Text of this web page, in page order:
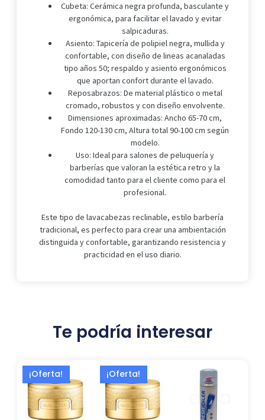
Cubeta: Cerámica negra profunda, basculante y
ergonómica, para facilitar el lavado y evitar
salpicaduras.
Asiento: Tapicería de polipiel negra, mullida y
confortable, con diseño de lineas acanaladas
tipo años 50; respaldo y asiento ergonómicos
que aportan confort durante el lavado.
Reposabrazos: De material plástico o metal
cromado, robustos y con diseño envolvente.
Dimensiones aproximadas: Ancho 65-70 cm,
Fondo 120-130 cm, Altura total 90-100 cm según
modelo.
Uso: Ideal para salones de peluquería y
barberías que valoran la estética retro y la
comodidad tanto para el cliente como para el
profesional.
Este tipo de lavacabezas reclinable, estilo barbería
tradicional, es perfecto para crear una ambientación
distinguida y confortable, garantizando resistencia y
practicidad en el uso diario.
Te podría interesar
¡Oferta!
precio
original
era:
El
precio
actual
es:
¡Oferta!
precio
original
era:
El
precio
actual
es: